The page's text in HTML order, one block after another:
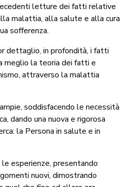
letture dei fatti relative
malattia, alla salute e alla cura
sofferenza.
dettaglio, in profondità, i fatti
meglio la teoria dei fatti e
attraverso la malattia
soddisfacendo le necessità
dando una nuova e rigorosa
la Persona in salute e in
esperienze, presentando
nuovi, dimostrando